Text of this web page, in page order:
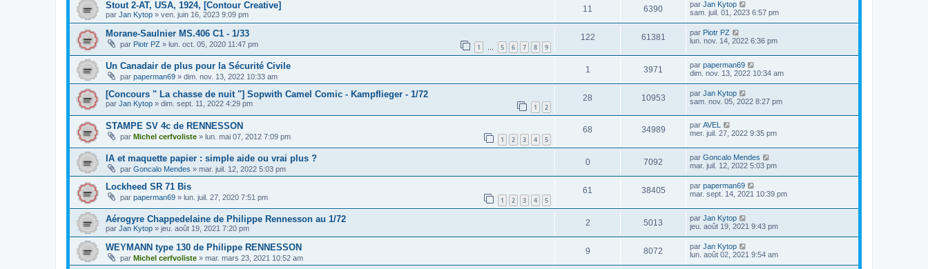
Stout 2-AT, USA, 1924, [Contour Creative]
par Jan Kytop » ven. juin 16, 2023 9:09 pm
11 6390 par Jan Kytop
sam. juil. 01, 2023 6:57 pm
Morane-Saulnier MS.406 C1 - 1/33
par Piotr PZ » lun. oct. 05, 2020 11:47 pm 1 … 5 6 7 8 9
122 61381 par Piotr PZ
lun. nov. 14, 2022 6:36 pm
Un Canadair de plus pour la Sécurité Civile
par paperman69 » dim. nov. 13, 2022 10:33 am
1 3971 par paperman69
dim. nov. 13, 2022 10:34 am
[Concours " La chasse de nuit "] Sopwith Camel Comic - Kampflieger - 1/72
par Jan Kytop » dim. sept. 11, 2022 4:29 pm 1 2
28 10953 par Jan Kytop
sam. nov. 05, 2022 8:27 pm
STAMPE SV 4c de RENNESSON
par Michel cerfvoliste » lun. mai 07, 2012 7:09 pm 1 2 3 4 5
68 34989 par AVEL
mer. juil. 27, 2022 9:35 pm
IA et maquette papier : simple aide ou vrai plus ?
par Goncalo Mendes » mar. juil. 12, 2022 5:03 pm
0 7092 par Goncalo Mendes
mar. juil. 12, 2022 5:03 pm
Lockheed SR 71 Bis
par paperman69 » lun. juil. 27, 2020 7:51 pm 1 2 3 4 5
61 38405 par paperman69
mar. sept. 14, 2021 10:39 pm
Aérogyre Chappedelaine de Philippe Rennesson au 1/72
par Jan Kytop » jeu. août 19, 2021 7:20 pm
2 5013 par Jan Kytop
jeu. août 19, 2021 9:43 pm
WEYMANN type 130 de Philippe RENNESSON
par Michel cerfvoliste » mar. mars 23, 2021 10:52 am
9 8072 par Jan Kytop
lun. août 02, 2021 9:54 am